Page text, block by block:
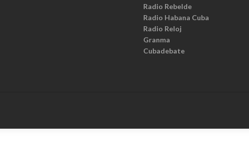
Radio Rebelde
Radio Habana Cuba
Radio Reloj
Granma
Cubadebate